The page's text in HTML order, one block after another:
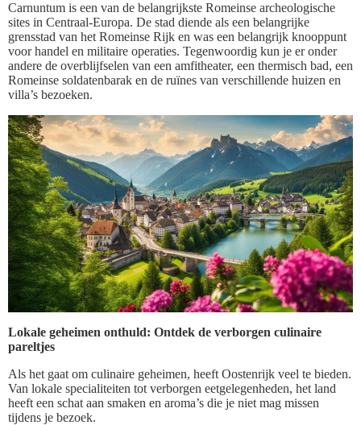
Carnuntum is een van de belangrijkste Romeinse archeologische
sites in Centraal-Europa. De stad diende als een belangrijke
grensstad van het Romeinse Rijk en was een belangrijk knooppunt
voor handel en militaire operaties. Tegenwoordig kun je er onder
andere de overblijfselen van een amfitheater, een thermisch bad, een
Romeinse soldatenbarak en de ruïnes van verschillende huizen en
villa’s bezoeken.
Lokale geheimen onthuld: Ontdek de verborgen culinaire
pareltjes
Als het gaat om culinaire geheimen, heeft Oostenrijk veel te bieden.
Van lokale specialiteiten tot verborgen eetgelegenheden, het land
heeft een schat aan smaken en aroma’s die je niet mag missen
tijdens je bezoek.